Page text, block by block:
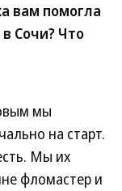
вам помогла
Сочи? Что
мы
на старт.
Мы их
фломастер и